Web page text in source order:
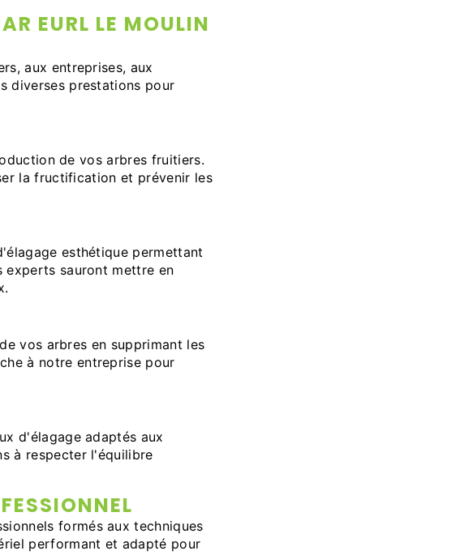
EURL LE MOULIN
aux entreprises, aux
diverses prestations pour
de vos arbres fruitiers.
la fructification et prévenir les
esthétique permettant
experts sauront mettre en
vos arbres en supprimant les
à notre entreprise pour
d'élagage adaptés aux
à respecter l'équilibre
formés aux techniques
performant et adapté pour